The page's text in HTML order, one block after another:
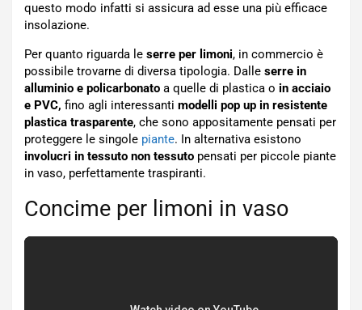
questo modo infatti si assicura ad esse una più efficace
insolazione.
Per quanto riguarda le serre per limoni, in commercio è
possibile trovarne di diversa tipologia. Dalle serre in
alluminio e policarbonato a quelle di plastica o in acciaio
e PVC, fino agli interessanti modelli pop up in resistente
plastica trasparente, che sono appositamente pensati per
proteggere le singole piante. In alternativa esistono
involucri in tessuto non tessuto pensati per piccole piante
in vaso, perfettamente traspiranti.
Concime per limoni in vaso